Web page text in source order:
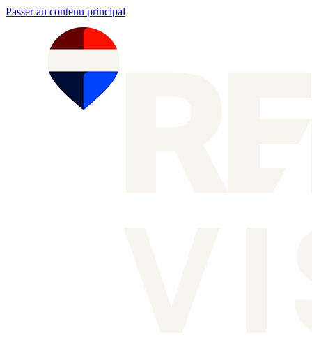
Passer au contenu principal